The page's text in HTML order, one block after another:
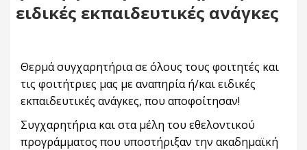
ειδικές εκπαιδευτικές ανάγκες
Θερμά συγχαρητήρια σε όλους τους φοιτητές και
τις φοιτήτριες μας με αναπηρία ή/και ειδικές
εκπαιδευτικές ανάγκες, που αποφοίτησαν!
Συγχαρητήρια και στα μέλη του εθελοντικού
προγράμματος που υποστήριξαν την ακαδημαϊκή